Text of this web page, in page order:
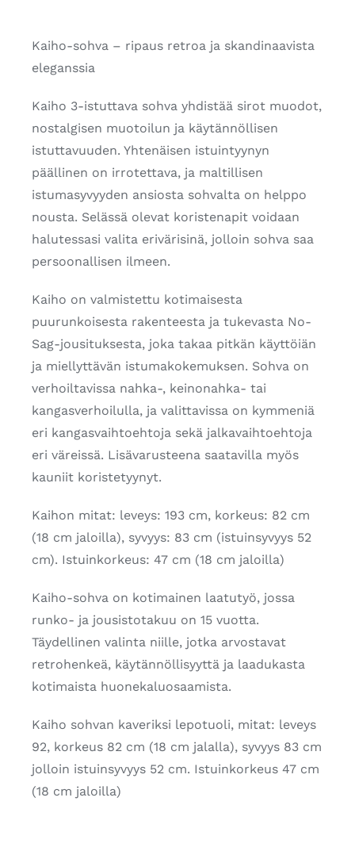
Kaiho-sohva – ripaus retroa ja skandinaavista
eleganssia
Kaiho 3-istuttava sohva yhdistää sirot muodot,
nostalgisen muotoilun ja käytännöllisen
istuttavuuden. Yhtenäisen istuintyynyn
päällinen on irrotettava, ja maltillisen
istumasyvyyden ansiosta sohvalta on helppo
nousta. Selässä olevat koristenapit voidaan
halutessasi valita erivärisinä, jolloin sohva saa
persoonallisen ilmeen.
Kaiho on valmistettu kotimaisesta
puurunkoisesta rakenteesta ja tukevasta No-
Sag-jousituksesta, joka takaa pitkän käyttöiän
ja miellyttävän istumakokemuksen. Sohva on
verhoiltavissa nahka-, keinonahka- tai
kangasverhoilulla, ja valittavissa on kymmeniä
eri kangasvaihtoehtoja sekä jalkavaihtoehtoja
eri väreissä. Lisävarusteena saatavilla myös
kauniit koristetyynyt.
Kaihon mitat: leveys: 193 cm, korkeus: 82 cm
(18 cm jaloilla), syvyys: 83 cm (istuinsyvyys 52
cm). Istuinkorkeus: 47 cm (18 cm jaloilla)
Kaiho-sohva on kotimainen laatutyö, jossa
runko- ja jousistotakuu on 15 vuotta.
Täydellinen valinta niille, jotka arvostavat
retrohenkeä, käytännöllisyyttä ja laadukasta
kotimaista huonekaluosaamista.
Kaiho sohvan kaveriksi lepotuoli, mitat: leveys
92, korkeus 82 cm (18 cm jalalla), syvyys 83 cm
jolloin istuinsyvyys 52 cm. Istuinkorkeus 47 cm
(18 cm jaloilla)